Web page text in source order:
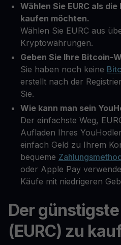
Wählen Sie EURC als
kaufen möchten.
Wählen Sie EURC aus
Kryptowährungen.
Geben Sie Ihre Bitcoin-
Sie haben noch keine
erstellt nach der
Sie.
Wie kann man sein
Der einfachste Weg,
Aufladen Ihres
einfach Geld zu Ihrem
bequeme
oder Apple Pay
Käufe mit niedrigeren
Der günstigste
(EURC) zu